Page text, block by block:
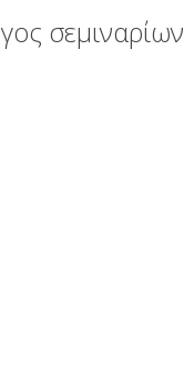
σεμιναρίων